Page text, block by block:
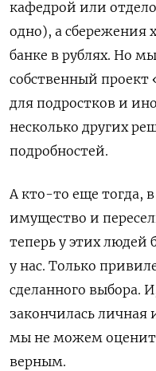
кафедрой или
одно), а сбережения
банке в рублях. Но
собственный
для подростков и
несколько других
подробностей.
А кто-то еще тогда, в
имущество и
теперь у этих
у нас. Только
сделанного выбора.
закончилась личная
мы не можем
верным.